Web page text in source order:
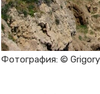
Фотография: ©